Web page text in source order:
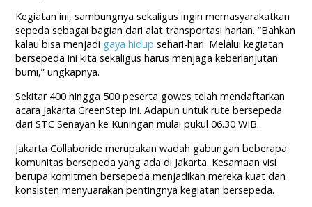
Kegiatan ini, sambungnya sekaligus ingin memasyarakatkan
sepeda sebagai bagian dari alat transportasi harian. “Bahkan
kalau bisa menjadi gaya hidup sehari-hari. Melalui kegiatan
bersepeda ini kita sekaligus harus menjaga keberlanjutan
bumi,” ungkapnya.
Sekitar 400 hingga 500 peserta gowes telah mendaftarkan
acara Jakarta GreenStep ini. Adapun untuk rute bersepeda
dari STC Senayan ke Kuningan mulai pukul 06.30 WIB.
Jakarta Collaboride merupakan wadah gabungan beberapa
komunitas bersepeda yang ada di Jakarta. Kesamaan visi
berupa komitmen bersepeda menjadikan mereka kuat dan
konsisten menyuarakan pentingnya kegiatan bersepeda.